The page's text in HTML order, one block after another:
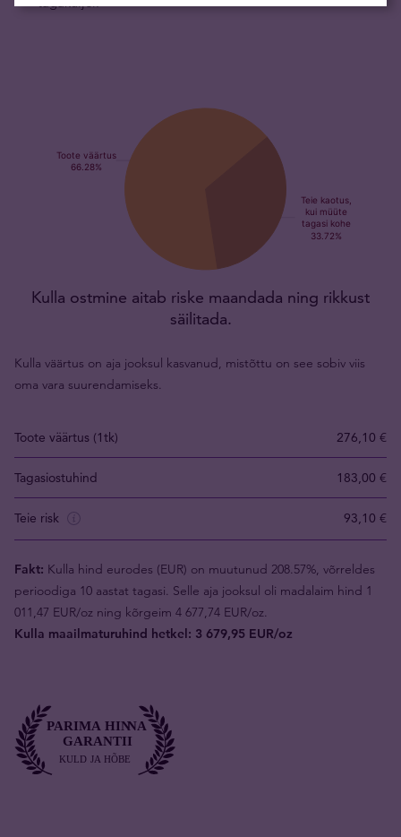
Kulla ostmine aitab riske maandada ning rikkust
säilitada.
Kulla väärtus on aja jooksul kasvanud, mistõttu on see sobiv viis
oma vara suurendamiseks.
Toote väärtus (1tk) 276,10 €
Tagasiostuhind 183,00 €
Teie risk 93,10 €
Fakt: Kulla hind eurodes (EUR) on muutunud 208.57%, võrreldes
perioodiga 10 aastat tagasi. Selle aja jooksul oli madalaim hind 1
011,47 EUR/oz ning kõrgeim 4 677,74 EUR/oz.
Kulla maailmaturuhind hetkel: 3 679,95 EUR/oz